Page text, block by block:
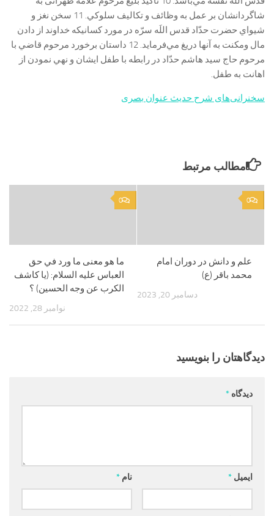
شاگردانشان بر عمل به وظائف و تكاليف سلوكي. 11 سخن نغز و
شيواي حضرت حدّاد قدس اللَه سرّه در مورد كسانيكه خداوند از دادن
مال ومكنت به آنها دريغ مي‌فرمايد. 12 داستان برخورد مرحوم قاضي با
مرحوم حاج سيد هاشم حدّاد در رابطه با طفل ايشان و نهي نمودن از
اهانت به طفل.
سخنرانی‌های شرح حدیث عنوان بصری
مطالب مرتبط
0
ما هو معنى ما ورد في حق
العباس عليه السلام: (يا كاشف
الكرب عن وجه الحسين) ؟
نوامبر 28, 2022
0
علم و دانش در دوران امام
محمد باقر (ع)
دسامبر 20, 2023
دیدگاهتان را بنویسید
دیدگاه *
نام * ایمیل *